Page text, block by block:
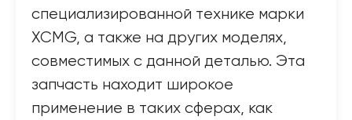
специализированной технике марки
XCMG, а также на других моделях,
совместимых с данной деталью. Эта
запчасть находит широкое
применение в таких сферах, как